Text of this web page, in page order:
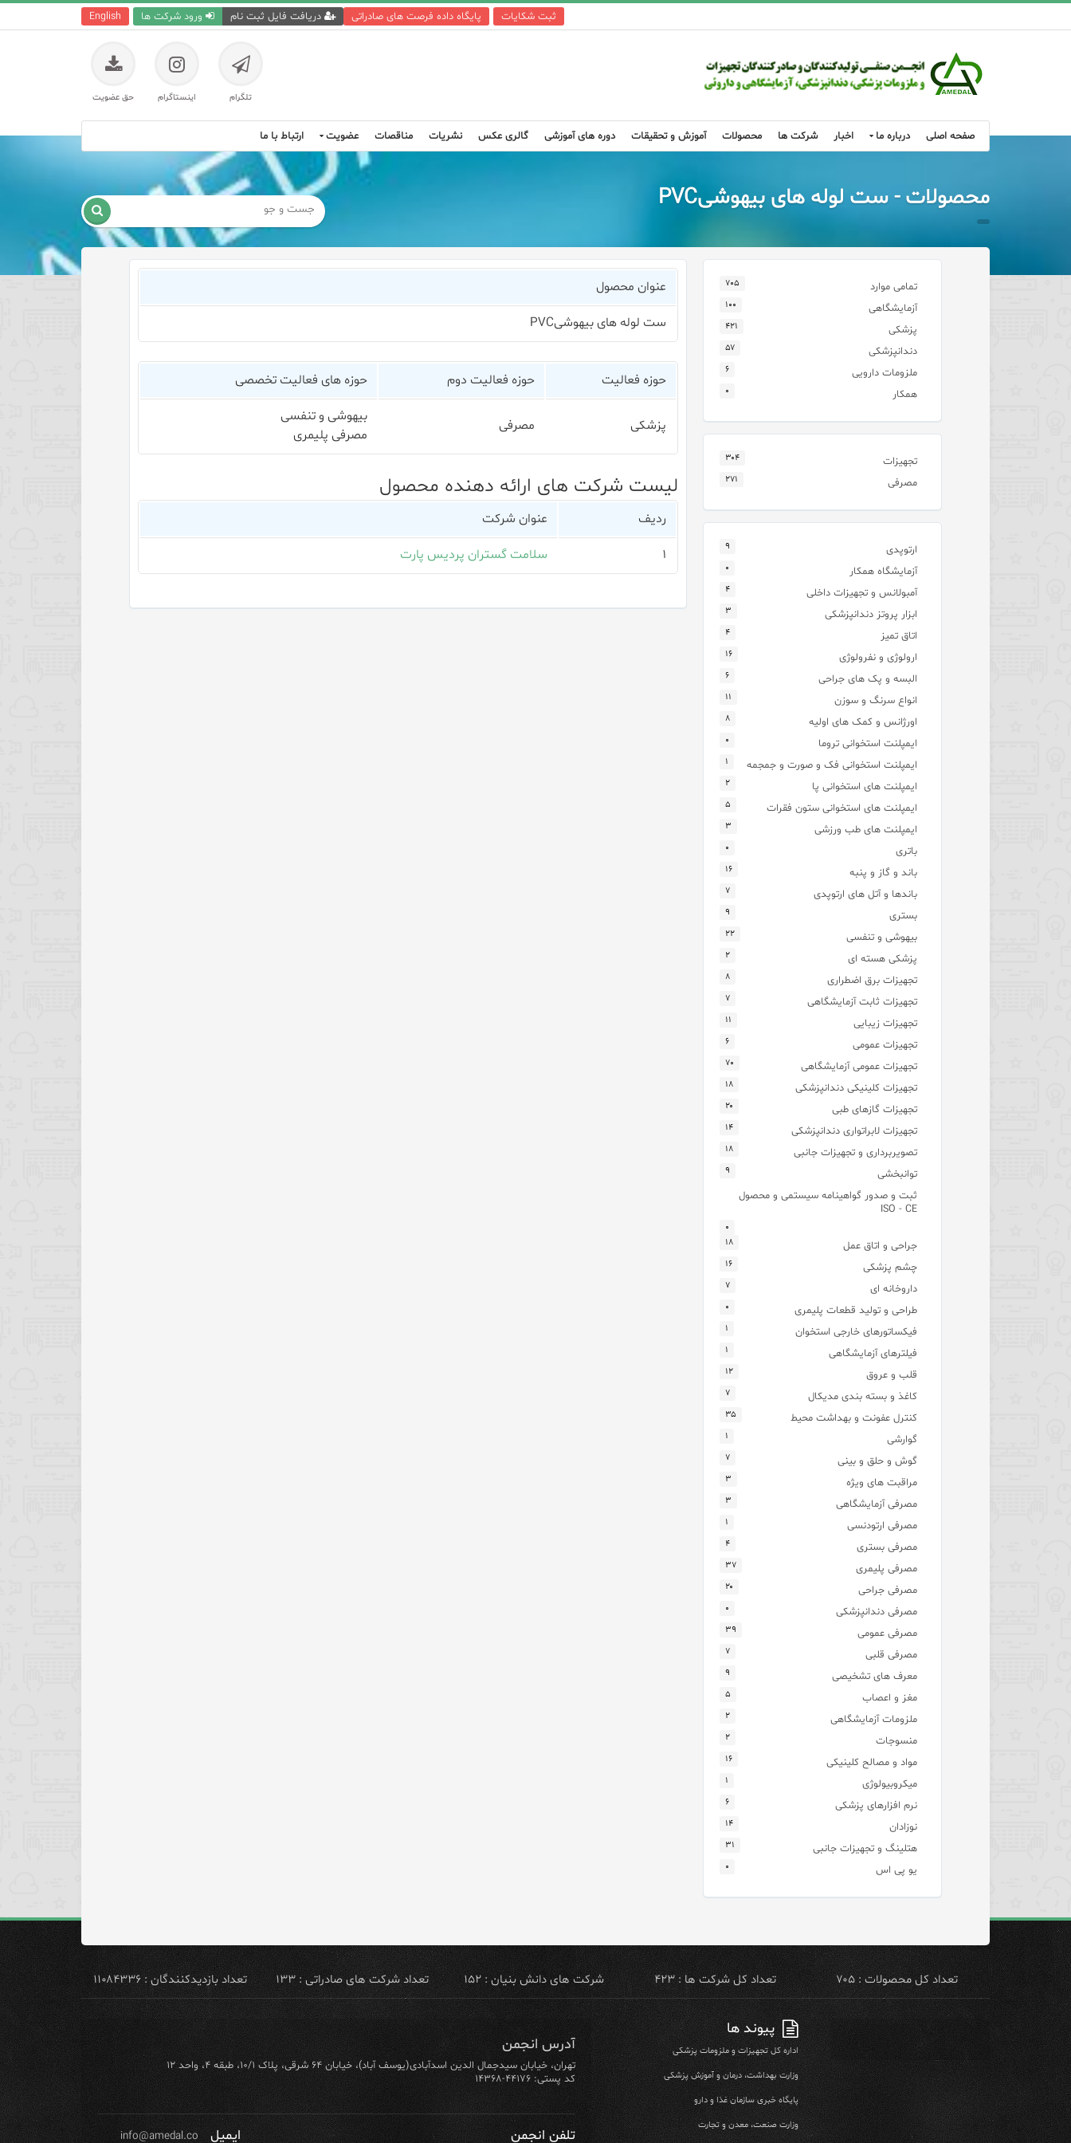
English ورود شرکت ها دریافت فایل ثبت نام پایگاه داده فرصت های صادراتی ثبت شکایات
تلگرام اینستاگرام حق عضویت
صفحه اصلی درباره ما اخبار شرکت ها محصولات آموزش و تحقیقات دوره های آموزشی گالری عکس نشریات مناقصات عضویت ارتباط با ما
محصولات - ست لوله های بیهوشیPVC 
عنوان محصول
ست لوله های بیهوشیPVC
حوزه فعالیت حوزه فعالیت دوم حوزه های فعالیت تخصصی
پزشکی مصرفی
بیهوشی و تنفسی
مصرفی پلیمری
لیست شرکت های ارائه دهنده محصول
ردیف عنوان شرکت
۱ سلامت گستران پردیس پارت
تمامی موارد ۷۰۵
آزمایشگاهی ۱۰۰
پزشکی ۴۲۱
دندانپزشکی ۵۷
ملزومات دارویی ۶
همکار ۰
تجهیزات ۳۰۴
مصرفی ۲۷۱
ارتوپدی ۹
آزمایشگاه همکار ۰
آمبولانس و تجهیزات داخلی ۴
ابزار پروتز دندانپزشکی ۳
اتاق تمیز ۴
ارولوژی و نفرولوژی ۱۶
البسه و پک های جراحی ۶
انواع سرنگ و سوزن ۱۱
اورژانس و کمک های اولیه ۸
ایمپلنت استخوانی تروما ۰
ایمپلنت استخوانی فک و صورت و جمجمه ۱
ایمپلنت های استخوانی پا ۲
ایمپلنت های استخوانی ستون فقرات ۵
ایمپلنت های طب ورزشی ۳
باتری ۰
باند و گاز و پنبه ۱۶
باندها و آتل های ارتوپدی ۷
بستری ۹
بیهوشی و تنفسی ۲۲
پزشکی هسته ای ۲
تجهیزات برق اضطراری ۸
تجهیزات ثابت آزمایشگاهی ۷
تجهیزات زیبایی ۱۱
تجهیزات عمومی ۶
تجهیزات عمومی آزمایشگاهی ۷۰
تجهیزات کلینیکی دندانپزشکی ۱۸
تجهیزات گازهای طبی ۲۰
تجهیزات لابراتواری دندانپزشکی ۱۴
تصویربرداری و تجهیزات جانبی ۱۸
توانبخشی ۹
ثبت و صدور گواهینامه سیستمی و محصول
ISO - CE
۰
جراحی و اتاق عمل ۱۸
چشم پزشکی ۱۶
داروخانه ای ۷
طراحی و تولید قطعات پلیمری ۰
فیکساتورهای خارجی استخوان ۱
فیلترهای آزمایشگاهی ۱
قلب و عروق ۱۲
کاغذ و بسته بندی مدیکال ۷
کنترل عفونت و بهداشت محیط ۳۵
گوارشی ۱
گوش و حلق و بینی ۷
مراقبت های ویژه ۳
مصرفی آزمایشگاهی ۳
مصرفی ارتودنسی ۱
مصرفی بستری ۴
مصرفی پلیمری ۳۷
مصرفی جراحی ۲۰
مصرفی دندانپزشکی ۰
مصرفی عمومی ۳۹
مصرفی قلبی ۷
معرف های تشخیصی ۹
مغز و اعصاب ۵
ملزومات آزمایشگاهی ۲
منسوجات ۲
مواد و مصالح کلینیکی ۱۶
میکروبیولوژی ۱
نرم افزارهای پزشکی ۶
نوزادان ۱۴
هتلینگ و تجهیزات جانبی ۳۱
یو پی اس ۰
تعداد کل محصولات : ۷۰۵ تعداد کل شرکت ها : ۴۲۳ شرکت های دانش بنیان : ۱۵۲ تعداد شرکت های صادراتی : ۱۳۳ تعداد بازدیدکنندگان : ۱۱۰۸۴۳۳۶
پیوند ها
اداره کل تجهیزات و ملزومات پزشکی
وزارت بهداشت، درمان و آموزش پزشکی
پایگاه خبری سازمان غذا و دارو
وزارت صنعت، معدن و تجارت
آدرس انجمن
تهران، خیابان سیدجمال الدین اسدآبادی(یوسف آباد)، خیابان ۶۴ شرقی، پلاک ۱۰/۱، طبقه ۴، واحد ۱۲
کد پستی: ۴۴۱۷۶-۱۴۳۶۸
تلفن انجمن ایمیل info@amedal.co